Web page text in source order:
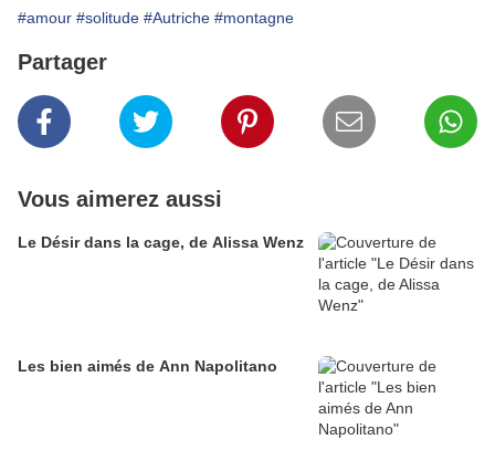
#amour #solitude #Autriche #montagne
Partager
Vous aimerez aussi
Le Désir dans la cage, de Alissa Wenz
Les bien aimés de Ann Napolitano